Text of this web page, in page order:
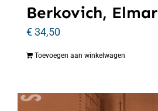
Berkovich, Elmar
€34,50
Toevoegen aan winkelwagen